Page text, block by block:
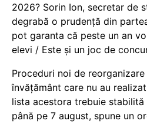
2026? Sorin Ion, secretar de
degrabă o prudență din
pot garanta că peste un an
elevi / Este și un joc de
Proceduri noi de
învățământ care nu au
lista acestora trebuie
până pe 7 august, spune un